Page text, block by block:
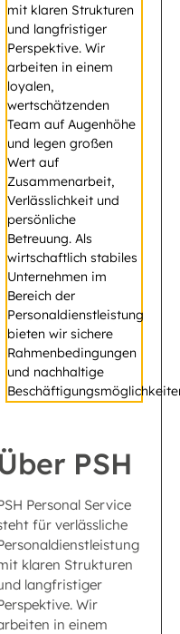
mit klaren Strukturen
und langfristiger
Perspektive. Wir
arbeiten in einem
loyalen,
wertschätzenden
Team auf Augenhöhe
und legen großen
Wert auf
Zusammenarbeit,
Verlässlichkeit und
persönliche
Betreuung. Als
wirtschaftlich stabiles
Unternehmen im
Bereich der
Personaldienstleistung
bieten wir sichere
Rahmenbedingungen
und nachhaltige
PSH
Personal Service
für verlässliche
klaren Strukturen
langfristiger
Wir
in einem